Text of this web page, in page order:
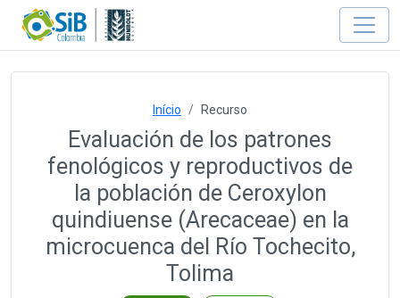
Início Recurso
Evaluación de los patrones
fenológicos y reproductivos de
la población de Ceroxylon
quindiuense (Arecaceae) en la
microcuenca del Río Tochecito,
Tolima